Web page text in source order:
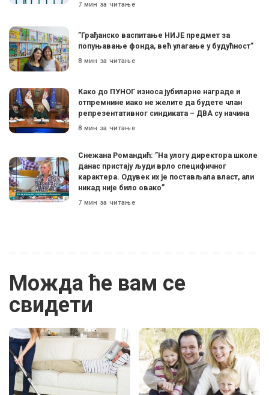
7 мин за читање
”Грађанско васпитање НИЈЕ предмет за
попуњавање фонда, већ улагање у будућност”
8 мин за читање
Како до ПУНОГ износа јубиларне награде и
отпремнине иако не желите да будете члан
репрезентативног синдиката – ДВА су начина
8 мин за читање
Снежана Романдић: ”На улогу директора школе
данас пристају људи врло специфичног
карактера. Одувек их је постављала власт, али
никад није било овако”
7 мин за читање
Можда ће вам се
свидети